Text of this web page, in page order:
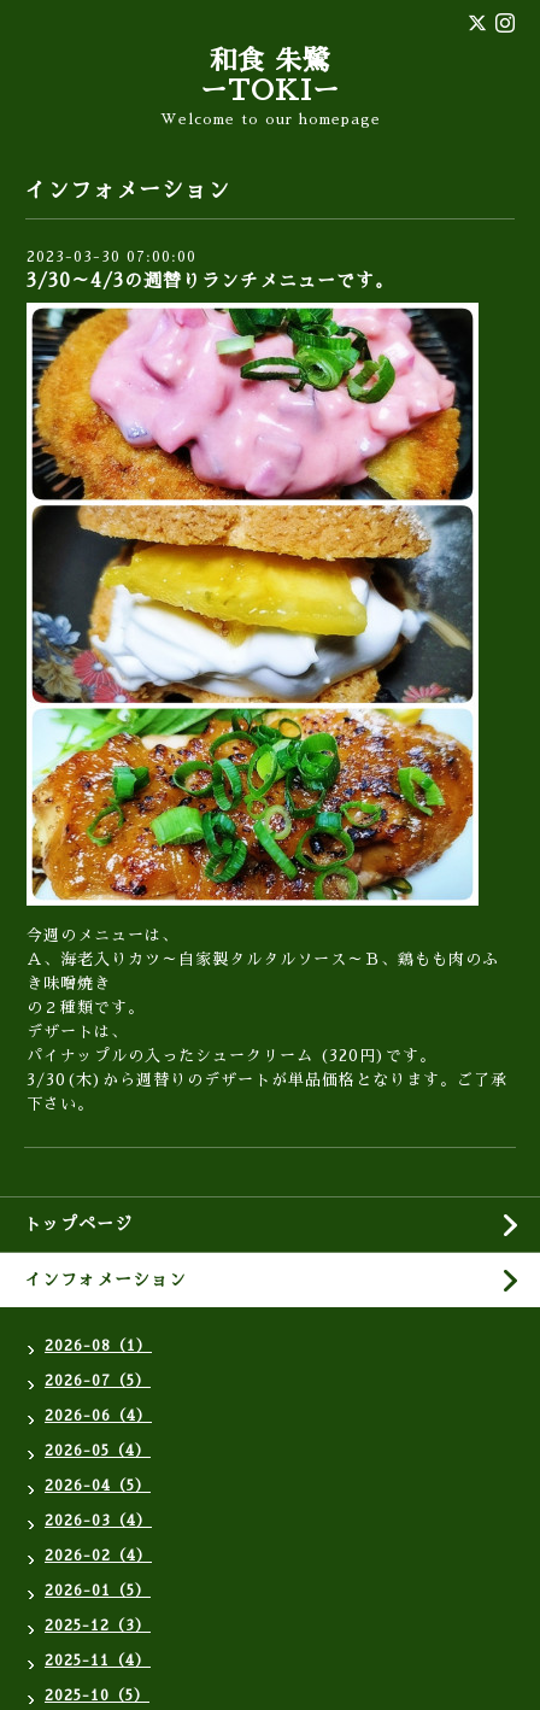
和食 朱鷺
ーTOKIー
Welcome to our homepage
インフォメーション
2023-03-30 07:00:00
3/30～4/3の週替りランチメニューです。
今週のメニューは、
Ａ、海老入りカツ～自家製タルタルソース～Ｂ、鶏もも肉のふ
き味噌焼き
の２種類です。
デザートは、
パイナップルの入ったシュークリーム (320円)です。
3/30(木)から週替りのデザートが単品価格となります。ご了承
下さい。
トップページ
インフォメーション
2026-08（1）
2026-07（5）
2026-06（4）
2026-05（4）
2026-04（5）
2026-03（4）
2026-02（4）
2026-01（5）
2025-12（3）
2025-11（4）
2025-10（5）